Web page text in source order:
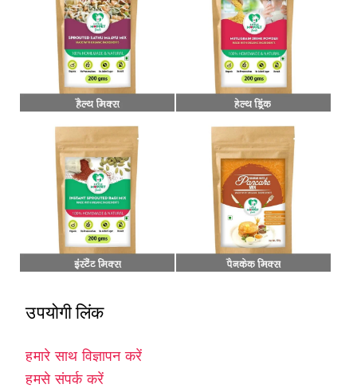
उपयोगी लिंक
हमारे साथ विज्ञापन करें
हमसे संपर्क करें